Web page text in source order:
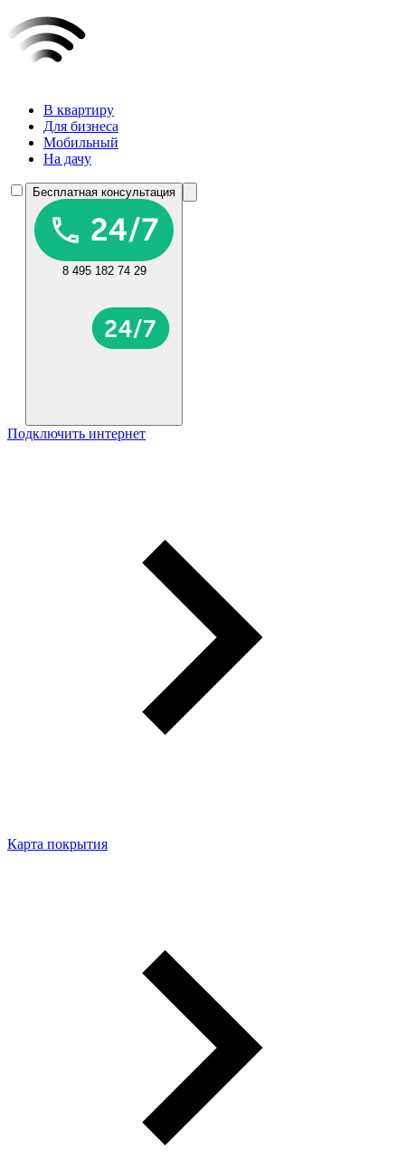
В квартиру
Для бизнеса
Мобильный
На дачу
Бесплатная консультация
8 495 182 74 29
Подключить интернет
Карта покрытия